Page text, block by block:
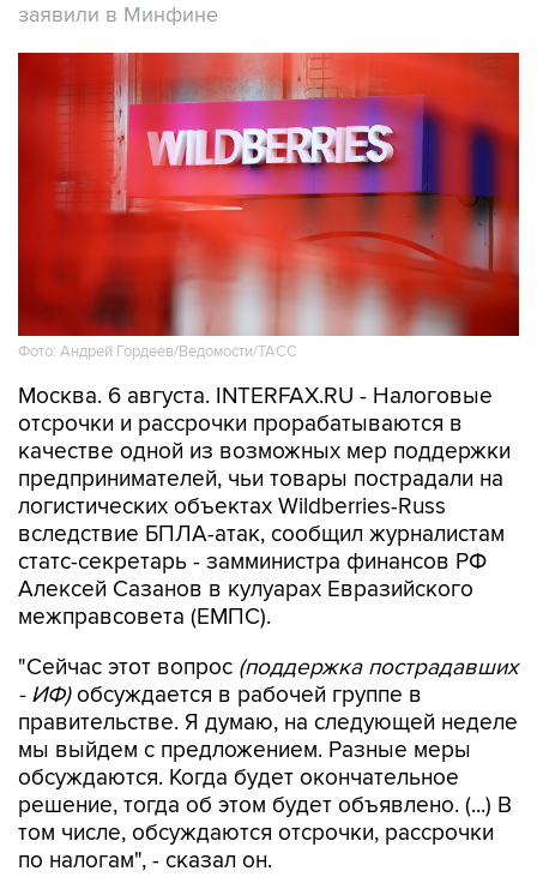
заявили в Минфине
Фото: Андрей Гордеев/Ведомости/ТАСС
Москва. 6 августа. INTERFAX.RU - Налоговые
отсрочки и рассрочки прорабатываются в
качестве одной из возможных мер поддержки
предпринимателей, чьи товары пострадали на
логистических объектах Wildberries-Russ
вследствие БПЛА-атак, сообщил журналистам
статс-секретарь - замминистра финансов РФ
Алексей Сазанов в кулуарах Евразийского
межправсовета (ЕМПС).
"Сейчас этот вопрос (поддержка пострадавших
- ИФ)обсуждается в рабочей группе в
правительстве. Я думаю, на следующей неделе
мы выйдем с предложением. Разные меры
обсуждаются. Когда будет окончательное
решение, тогда об этом будет объявлено. (...) В
том числе, обсуждаются отсрочки, рассрочки
по налогам", - сказал он.